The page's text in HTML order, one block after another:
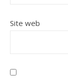
Site web